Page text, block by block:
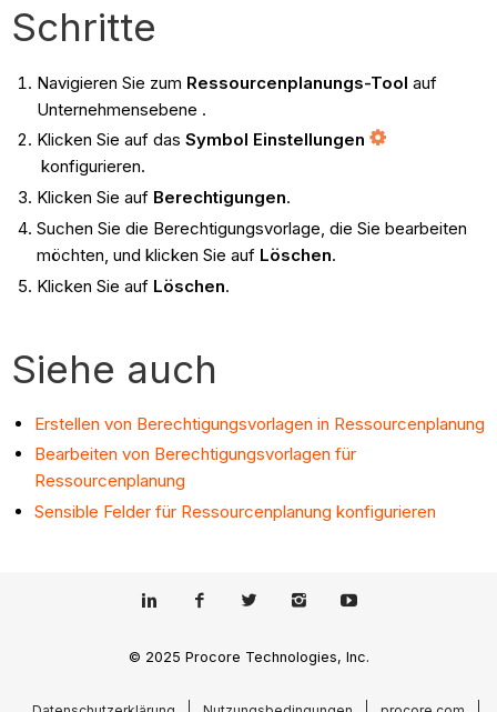
Schritte
Navigieren Sie zum Ressourcenplanungs-Tool auf
Unternehmensebene .
Klicken Sie auf das Symbol Einstellungen
konfigurieren.
Klicken Sie auf Berechtigungen.
Suchen Sie die Berechtigungsvorlage, die Sie bearbeiten
möchten, und klicken Sie auf Löschen.
Klicken Sie auf Löschen.
Siehe auch
Erstellen von Berechtigungsvorlagen in Ressourcenplanung
Bearbeiten von Berechtigungsvorlagen für
Ressourcenplanung
Sensible Felder für Ressourcenplanung konfigurieren
© 2025 Procore Technologies, Inc.